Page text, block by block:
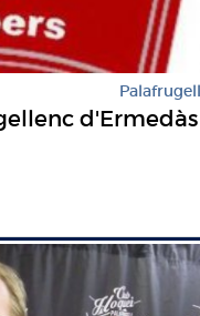
Palafrugell
d'Ermedàs